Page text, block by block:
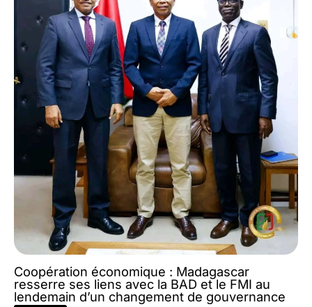
Coopération économique : Madagascar
resserre ses liens avec la BAD et le FMI au
lendemain d’un changement de gouvernance